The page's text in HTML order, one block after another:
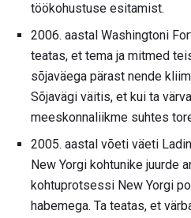
töökohustuse esitamist.
2006. aastal Washingtoni
teatas, et tema ja mitmed
sõjaväega pärast nende
Sõjavägi väitis, et kui ta
meeskonnaliikme suhtes
2005. aastal võeti väeti
New Yorgi kohtunike juurde
kohtuprotsessi New Yorgi
habemega. Ta teatas, et